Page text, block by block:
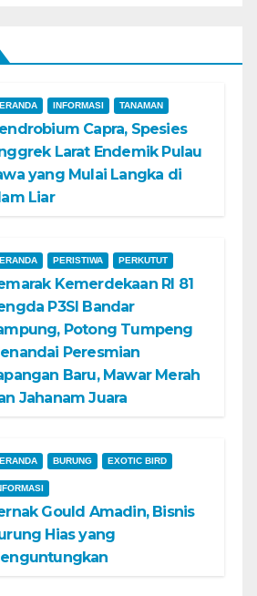
INFORMASI TANAMAN
Capra, Spesies
Larat Endemik Pulau
yang Mulai Langka di
Liar
PERISTIWA PERKUTUT
Kemerdekaan RI 81
P3SI Bandar
Potong Tumpeng
Peresmian
Baru, Mawar Merah
Jahanam Juara
BURUNG EXOTIC BIRD
Gould Amadin, Bisnis
Hias yang